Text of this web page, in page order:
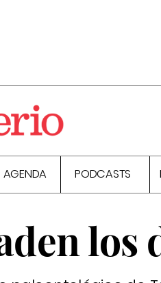
AGENDA PODCASTS
los